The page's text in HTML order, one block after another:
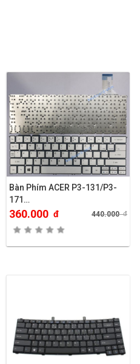
Bàn Phím ACER P3-131/P3-
171…
360.000 đ 440.000đ